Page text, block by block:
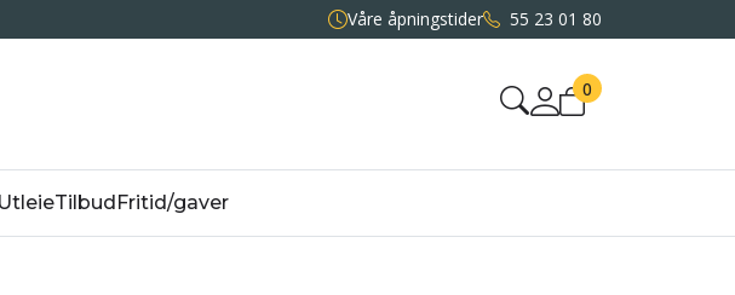
Våre åpningstider 55 23 01 80
0
Tilbud Fritid/gaver